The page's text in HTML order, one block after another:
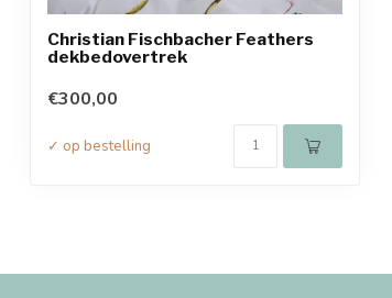
Christian Fischbacher Feathers
dekbedovertrek
€300,00
✓ op bestelling